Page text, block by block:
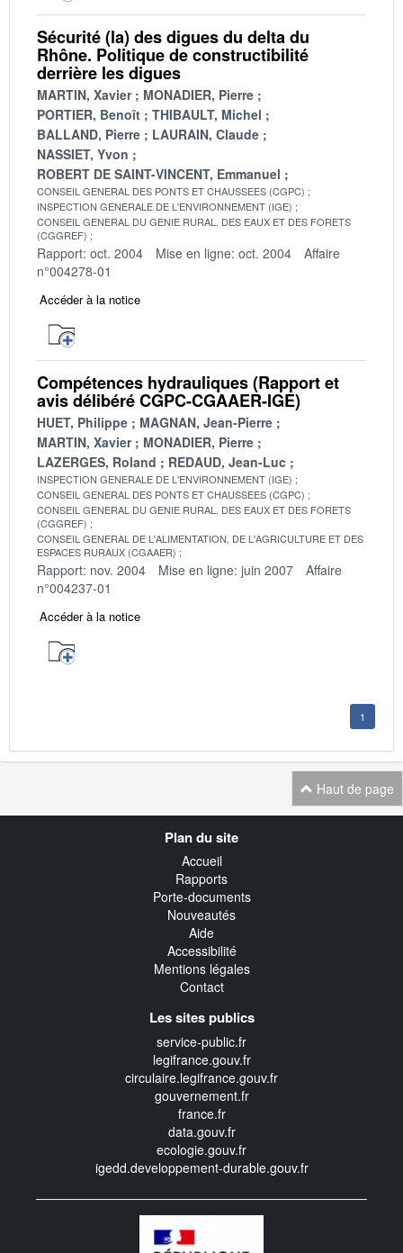
Sécurité (la) des digues du delta du
Rhône. Politique de constructibilité
derrière les digues
MARTIN, Xavier
MONADIER, Pierre
PORTIER, Benoît
THIBAULT, Michel
BALLAND, Pierre
LAURAIN, Claude
NASSIET, Yvon
ROBERT DE SAINT-VINCENT, Emmanuel
CONSEIL GENERAL DES PONTS ET CHAUSSEES (CGPC)
INSPECTION GENERALE DE L'ENVIRONNEMENT (IGE)
CONSEIL GENERAL DU GENIE RURAL, DES EAUX ET DES FORETS
(CGGREF)
Rapport: oct. 2004 Mise en ligne: oct. 2004
Affaire
n°004278-01
Accéder à la notice
Compétences hydrauliques (Rapport et
avis délibéré CGPC-CGAAER-IGE)
HUET, Philippe
MAGNAN, Jean-Pierre
MARTIN, Xavier
MONADIER, Pierre
LAZERGES, Roland
REDAUD, Jean-Luc
INSPECTION GENERALE DE L'ENVIRONNEMENT (IGE)
CONSEIL GENERAL DES PONTS ET CHAUSSEES (CGPC)
CONSEIL GENERAL DU GENIE RURAL, DES EAUX ET DES FORETS
(CGGREF)
CONSEIL GENERAL DE L'ALIMENTATION, DE L'AGRICULTURE ET DES
ESPACES RURAUX (CGAAER)
Rapport: nov. 2004 Mise en ligne: juin 2007
Affaire
n°004237-01
Accéder à la notice
1
Haut de page
Plan du site
Accueil
Rapports
Porte-documents
Nouveautés
Aide
Accessibilité
Mentions légales
Contact
Les sites publics
service-public.fr
legifrance.gouv.fr
circulaire.legifrance.gouv.fr
gouvernement.fr
france.fr
data.gouv.fr
ecologie.gouv.fr
igedd.developpement-durable.gouv.fr